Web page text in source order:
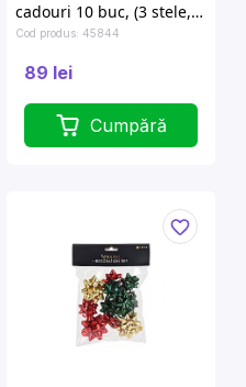
cadouri 10 buc, (3 stele, 4
etichete, beteala, 2
panglici), argintii
Cod produs: 45844
89 lei
Cumpără